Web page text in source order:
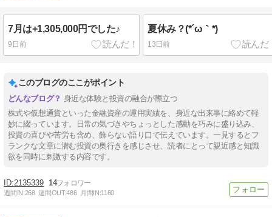
7月は+1,305,000円でした♪
9日前
夏休み？(*´ω｀*)
13日前
このブログのここがポイント
身近な体験と投資の融合が際立つ
株式や仮想通貨といった金融資産の運用実績を、身近な出来事に絡めて軽
妙に綴っています。日常の気づきやちょっとした感動を巧みに盛り込み、
投資の喜びや苦労も含め、飾らない語り口で伝えています。一見するとフ
ランクな文章に潜む投資の奥行きを感じさせ、読者にとって親近感と知識
欲を同時に刺激する内容です。
2135339 14
週間IN:268 週間OUT:486 月間IN:1160